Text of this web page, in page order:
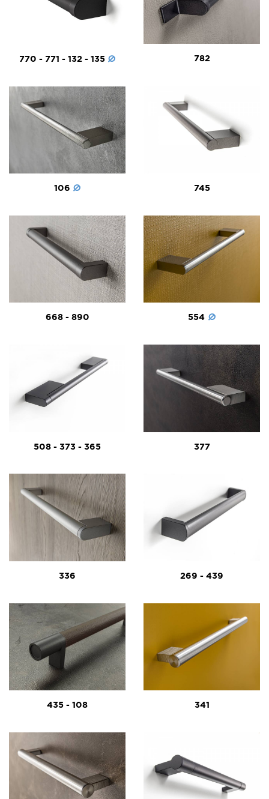
770 - 771 - 132 - 135 782
106 745
668 - 890 554
508 - 373 - 365 377
336 269 - 439
435 - 108 341